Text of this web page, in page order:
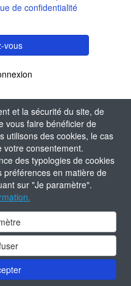
et la sécurité du site, de
vous faire bénéficier de
utilisons des cookies, le cas
votre consentement.
des typologies de cookies
préférences en matière de
sur "Je paramètre".
de confidentialité
vous